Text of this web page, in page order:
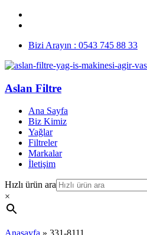
Bizi Arayın : 0543 745 88 33
Aslan Filtre
Ana Sayfa
Biz Kimiz
Yağlar
Filtreler
Markalar
İletişim
Hızlı ürün ara
×